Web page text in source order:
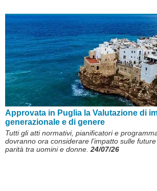
Approvata in Puglia la Valutazione di
generazionale e di genere
Tutti gli atti normativi, pianificatori e
dovranno ora considerare l’impatto sulle
parità tra uomini e donne.24/07/26